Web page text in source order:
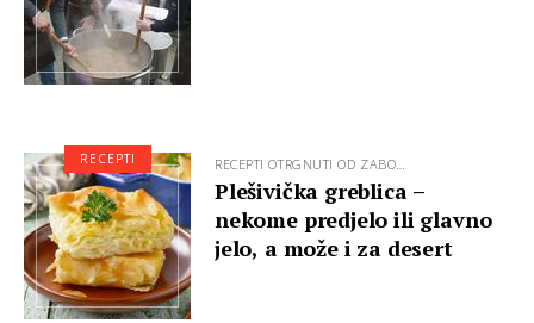
RECEPTI OTRGNUTI OD ZABO…
Plešivička greblica –
nekome predjelo ili glavno
jelo, a može i za desert
RECEPTI